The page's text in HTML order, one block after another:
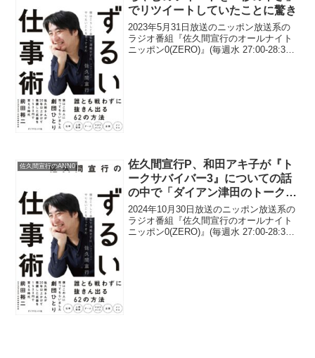
でリツイートしていたことに驚き
2023年5月31日放送のニッポン放送系の
ラジオ番組『佐久間宣行のオールナイト
ニッポン0(ZERO)』(毎週水 27:00-28:30)
佐久間宣行のANN0
佐久間宣行P、和田アキ子が『ト
ークサバイバー3』についての話
の中で「ダイアン津田のトークを
完コピ」しだしたことに驚き「頭
から完コピしたのよ(笑)」
2024年10月30日放送のニッポン放送系の
ラジオ番組『佐久間宣行のオールナイト
ニッポン0(ZERO)』(毎週水 27:00-28:30)